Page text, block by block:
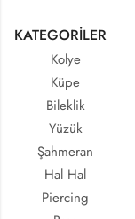
KATEGORİLER
Kolye
Küpe
Bileklik
Yüzük
Şahmeran
Hal Hal
Piercing